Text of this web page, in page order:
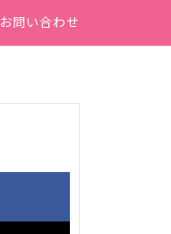
お問い合わせ